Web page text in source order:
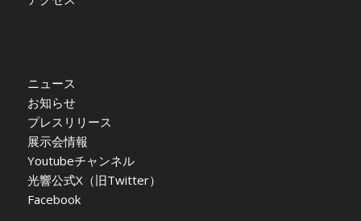
ニュース
お知らせ
プレスリリース
展示会情報
Youtubeチャンネル
光響公式X（旧Twitter）
Facebook